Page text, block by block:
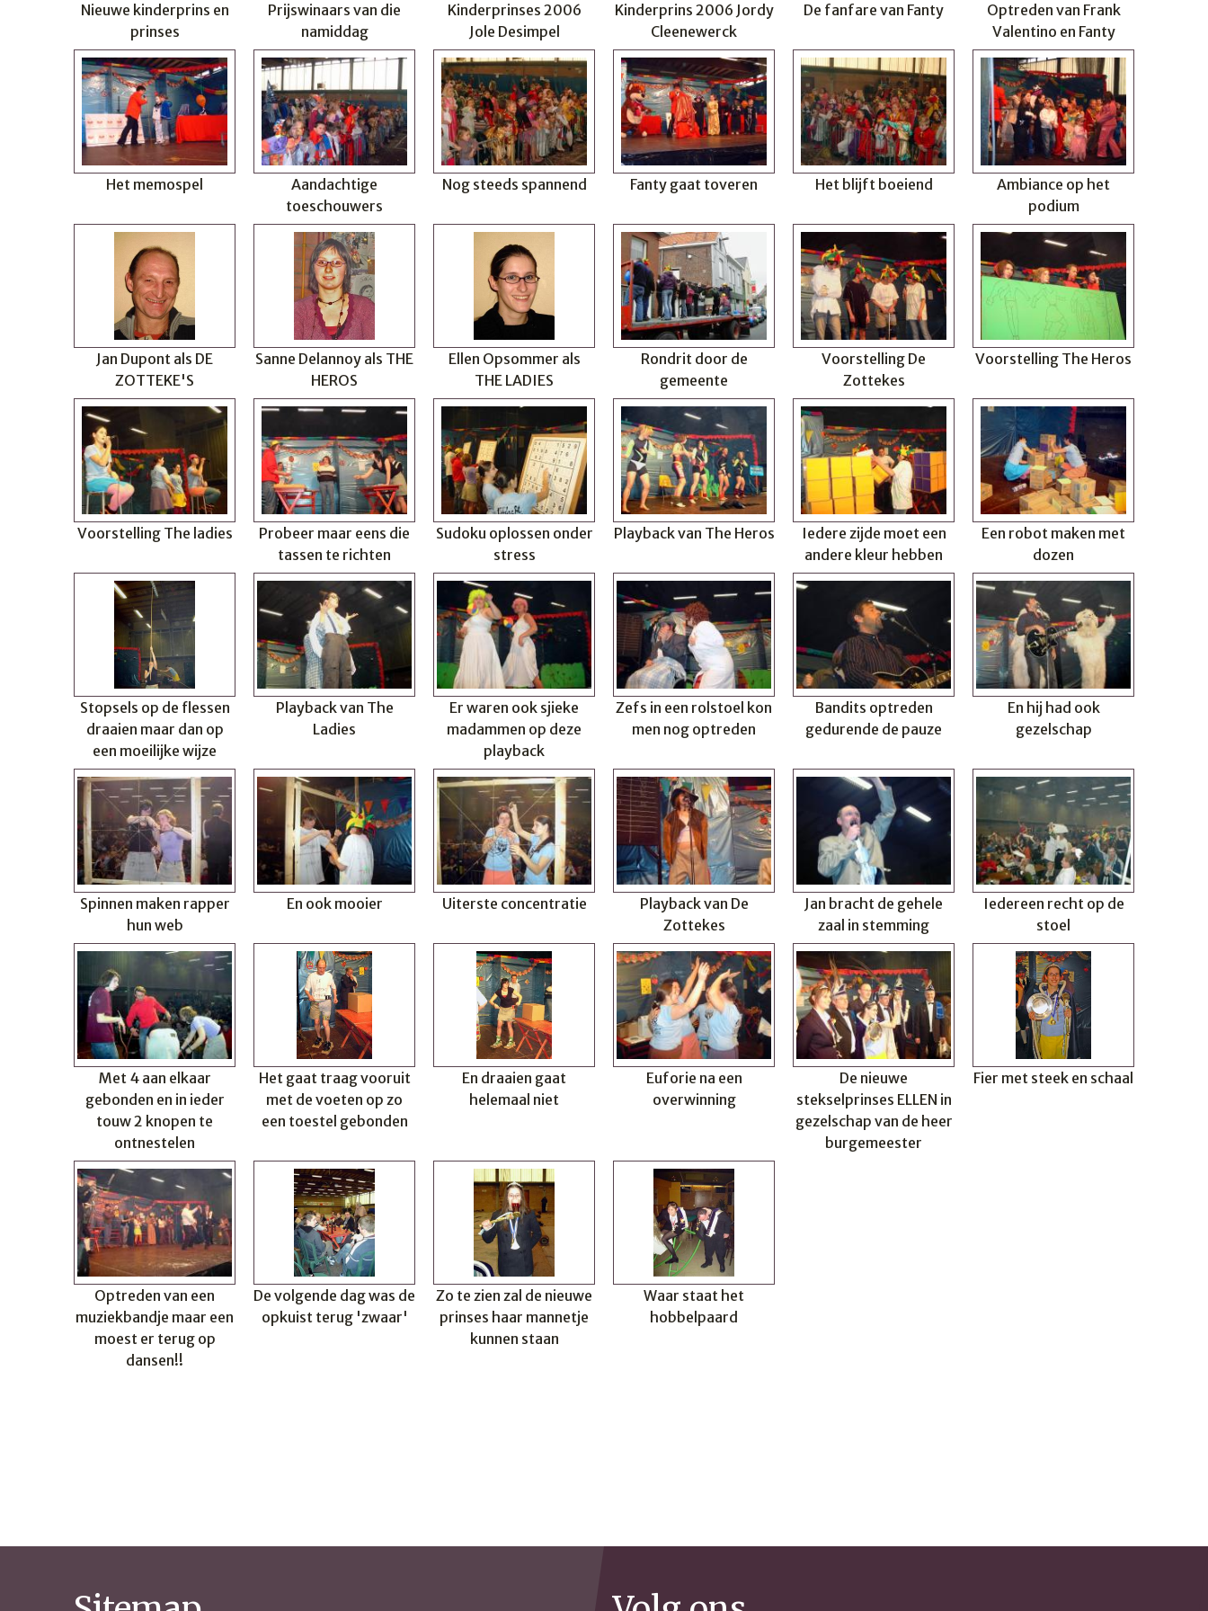
Nieuwe kinderprins en
prinses
Prijswinaars van die
namiddag
Kinderprinses 2006
Jole Desimpel
Kinderprins 2006 Jordy
Cleenewerck
De fanfare van Fanty
Optreden van Frank
Valentino en Fanty
Het memospel
Aandachtige
toeschouwers
Nog steeds spannend Fanty gaat toveren Het blijft boeiend
Ambiance op het
podium
Jan Dupont als DE
ZOTTEKE'S
Sanne Delannoy als THE
HEROS
Ellen Opsommer als
THE LADIES
Rondrit door de
gemeente
Voorstelling De
Zottekes
Voorstelling The Heros
Voorstelling The ladies
Probeer maar eens die
tassen te richten
Sudoku oplossen onder
stress
Playback van The Heros
Iedere zijde moet een
andere kleur hebben
Een robot maken met
dozen
Stopsels op de flessen
draaien maar dan op
een moeilijke wijze
Playback van The
Ladies
Er waren ook sjieke
madammen op deze
playback
Zefs in een rolstoel kon
men nog optreden
Bandits optreden
gedurende de pauze
En hij had ook
gezelschap
Spinnen maken rapper
hun web
En ook mooier Uiterste concentratie
Playback van De
Zottekes
Jan bracht de gehele
zaal in stemming
Iedereen recht op de
stoel
Met 4 aan elkaar
gebonden en in ieder
touw 2 knopen te
ontnestelen
Het gaat traag vooruit
met de voeten op zo
een toestel gebonden
En draaien gaat
helemaal niet
Euforie na een
overwinning
De nieuwe
stekselprinses ELLEN in
gezelschap van de heer
burgemeester
Fier met steek en schaal
Optreden van een
muziekbandje maar een
moest er terug op
dansen!!
De volgende dag was de
opkuist terug 'zwaar'
Zo te zien zal de nieuwe
prinses haar mannetje
kunnen staan
Waar staat het
hobbelpaard